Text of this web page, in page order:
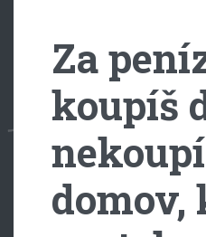
Za
koupíš
domov,